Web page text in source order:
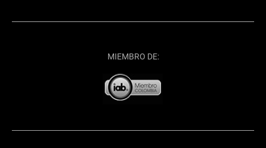
MIEMBRO DE: